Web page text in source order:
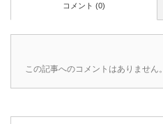
コメント (0)
この記事へのコメントはありません。